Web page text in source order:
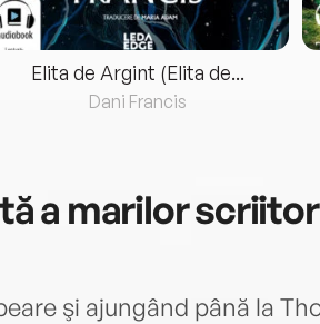
Elita de Argint (Elita de...
Dani Francis
a marilor
şi ajungând până la